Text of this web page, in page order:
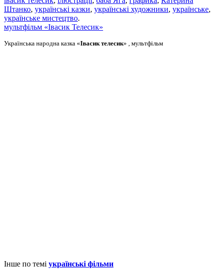
Штанко, українські казки, українські художники, українське,
українське мистецтво.
мультфільм «Івасик Телесик»
Українська народна казка «Івасик телесик» , мультфільм
Інше по темі українські фільми